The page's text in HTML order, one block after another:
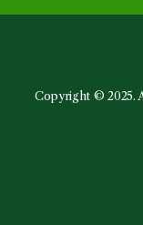
Copyright © 2025.